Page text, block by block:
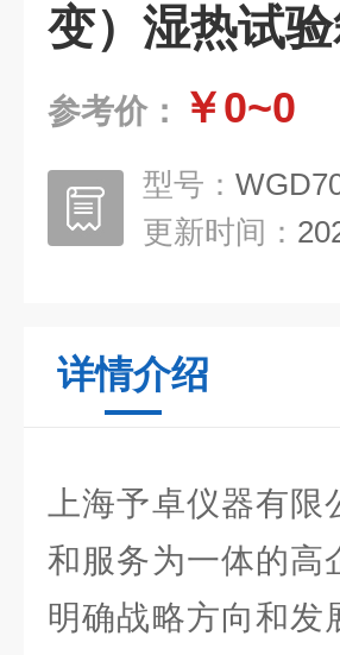
变）湿热试
参考价： ￥0~0
型号：
更新时间：
详情介绍
上海予卓仪器有
和服务为一体的高
明确战略方向和发